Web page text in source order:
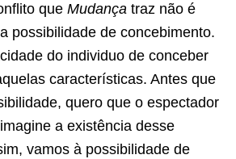
que Mudança traz não é
possibilidade de concebimento.
do individuo de conceber
características. Antes que
quero que o espectador
a existência desse
vamos à possibilidade de